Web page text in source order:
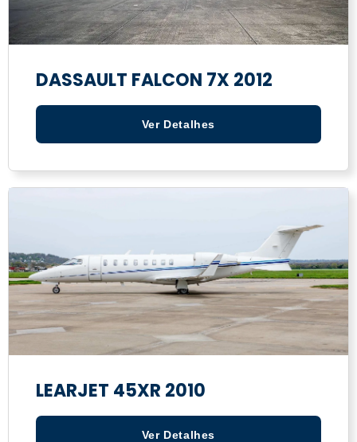
DASSAULT FALCON 7X 2012
Ver Detalhes
LEARJET 45XR 2010
Ver Detalhes